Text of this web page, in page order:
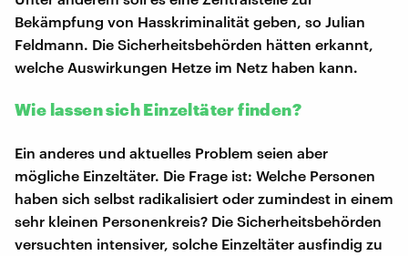
Bekämpfung von Hasskriminalität geben, so Julian
Feldmann. Die Sicherheitsbehörden hätten erkannt,
welche Auswirkungen Hetze im Netz haben kann.
Wie lassen sich Einzeltäter finden?
Ein anderes und aktuelles Problem seien aber
mögliche Einzeltäter. Die Frage ist: Welche Personen
haben sich selbst radikalisiert oder zumindest in einem
sehr kleinen Personenkreis? Die Sicherheitsbehörden
versuchten intensiver, solche Einzeltäter ausfindig zu